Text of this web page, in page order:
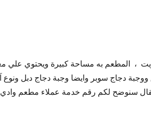
، المطعم به مساحة كبيرة ويحتوي علي
ووجبة دجاج سوبر وايضا وجبة دجاج دبل
سنوضح لكم رقم خدمة عملاء مطعم